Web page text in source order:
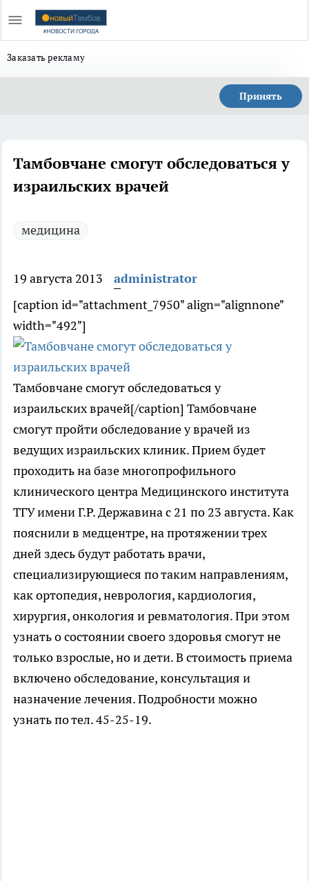
Заказать рекламу
Принять
Тамбовчане смогут обследоваться у
израильских врачей
медицина
19 августа 2013
administrator
[caption id="attachment_7950" align="alignnone"
width="492"]
Тамбовчане смогут обследоваться у
израильских врачей[/caption] Тамбовчане
смогут пройти обследование у врачей из
ведущих израильских клиник. Прием будет
проходить на базе многопрофильного
клинического центра Медицинского института
ТГУ имени Г.Р. Державина с 21 по 23 августа. Как
пояснили в медцентре, на протяжении трех
дней здесь будут работать врачи,
специализирующиеся по таким направлениям,
как ортопедия, неврология, кардиология,
хирургия, онкология и ревматология. При этом
узнать о состоянии своего здоровья смогут не
только взрослые, но и дети. В стоимость приема
включено обследование, консультация и
назначение лечения. Подробности можно
узнать по тел. 45-25-19.